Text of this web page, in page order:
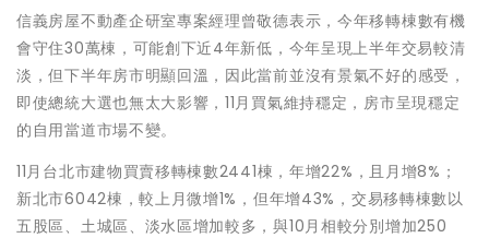
信義房屋不動產企研室專案經理曾敬德表示，今年移轉棟數有機
會守住30萬棟，可能創下近4年新低，今年呈現上半年交易較清
淡，但下半年房市明顯回溫，因此當前並沒有景氣不好的感受，
即使總統大選也無太大影響，11月買氣維持穩定，房市呈現穩定
的自用當道市場不變。
11月台北市建物買賣移轉棟數2441棟，年增22%，且月增8%；
新北市6042棟，較上月微增1%，但年增43%，交易移轉棟數以
五股區、土城區、淡水區增加較多，與10月相較分別增加250